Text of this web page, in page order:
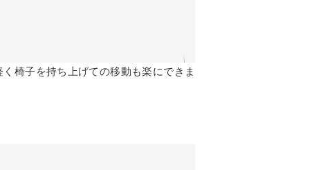
椅子を持ち上げての移動も楽にできま